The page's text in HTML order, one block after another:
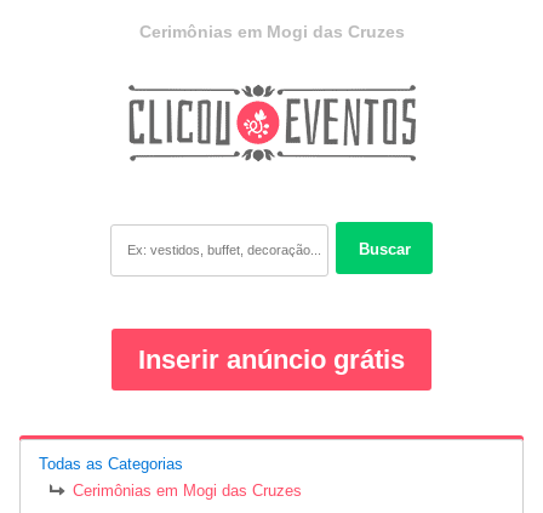
Cerimônias em Mogi das Cruzes
Buscar
Inserir anúncio grátis
Todas as Categorias
Cerimônias em Mogi das Cruzes